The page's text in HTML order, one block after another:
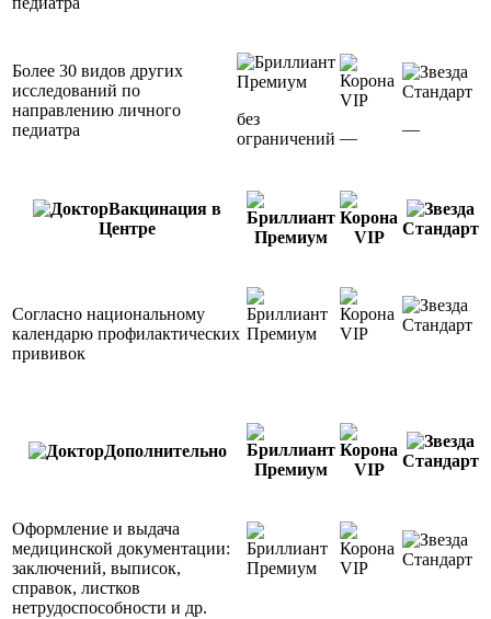
Более 30 видов других
исследований по
направлению личного
педиатра
Премиум
без
ограничений
VIP
—
Стандарт
—
Вакцинация в
Центре
Премиум VIP Стандарт
Согласно национальному
календарю профилактических
прививок
Премиум VIP Стандарт
Дополнительно
Премиум
VIP Стандарт
Оформление и выдача
медицинской документации:
заключений, выписок,
справок, листков
нетрудоспособности и др.
Премиум VIP Стандарт